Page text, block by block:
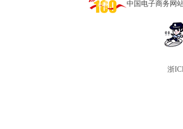
中国电子商务网
浙